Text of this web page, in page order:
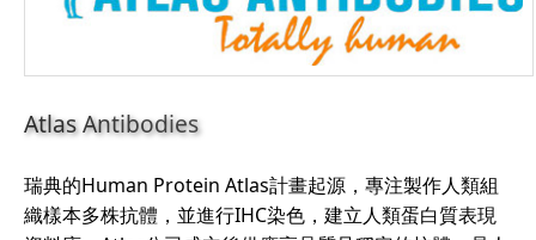
Atlas Antibodies
瑞典的Human Protein Atlas計畫起源，專注製作人類組
織樣本多株抗體，並進行IHC染色，建立人類蛋白質表現